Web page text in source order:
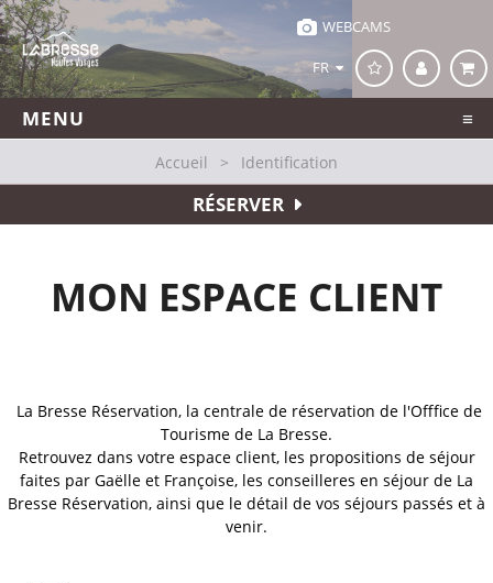
WEBCAMS
FR
MENU
Accueil > Identification
RÉSERVER
MON ESPACE CLIENT
La Bresse Réservation, la centrale de réservation de l'Offfice de
Tourisme de La Bresse.
Retrouvez dans votre espace client, les propositions de séjour
faites par Gaëlle et Françoise, les conseilleres en séjour de La
Bresse Réservation, ainsi que le détail de vos séjours passés et à
venir.